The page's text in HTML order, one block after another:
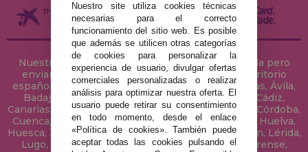
Nuestra tienda de puzzles está ubicada en Sevilla pero
enviamos tus puzzles a cualquier ciudad del territorio
español: Álava, Albacete, Alicante, Almería, Asturias, Ávila,
Badajoz, Baleares, Barcelona, Burgos, Cáceres, Cádiz,
Canarias, Cantabria, Castellón, Ceuta, Ciudad Real, Córdoba,
Cuenca, Gerona, Granada, Guadalajara, Guipúzcoa, Huelva,
Huesca, Jaén, La Coruña, La Rioja, Las Palmas, Leon, Lérida,
Lugo, Madrid, Málaga, Melilla, Murcia, Navarra, Orense,
Nuestro site utiliza cookies técnicas
necesarias para el correcto
funcionamiento del sitio web. Es posible
que además se utilicen otras categorías
de cookies para personalizar la
experiencia de usuario, divulgar ofertas
comerciales personalizadas o realizar
análisis para optimizar nuestra oferta. El
usuario puede retirar su consentimiento
en todo momento, desde el enlace
«Política de cookies». También puede
aceptar todas las cookies pulsando el